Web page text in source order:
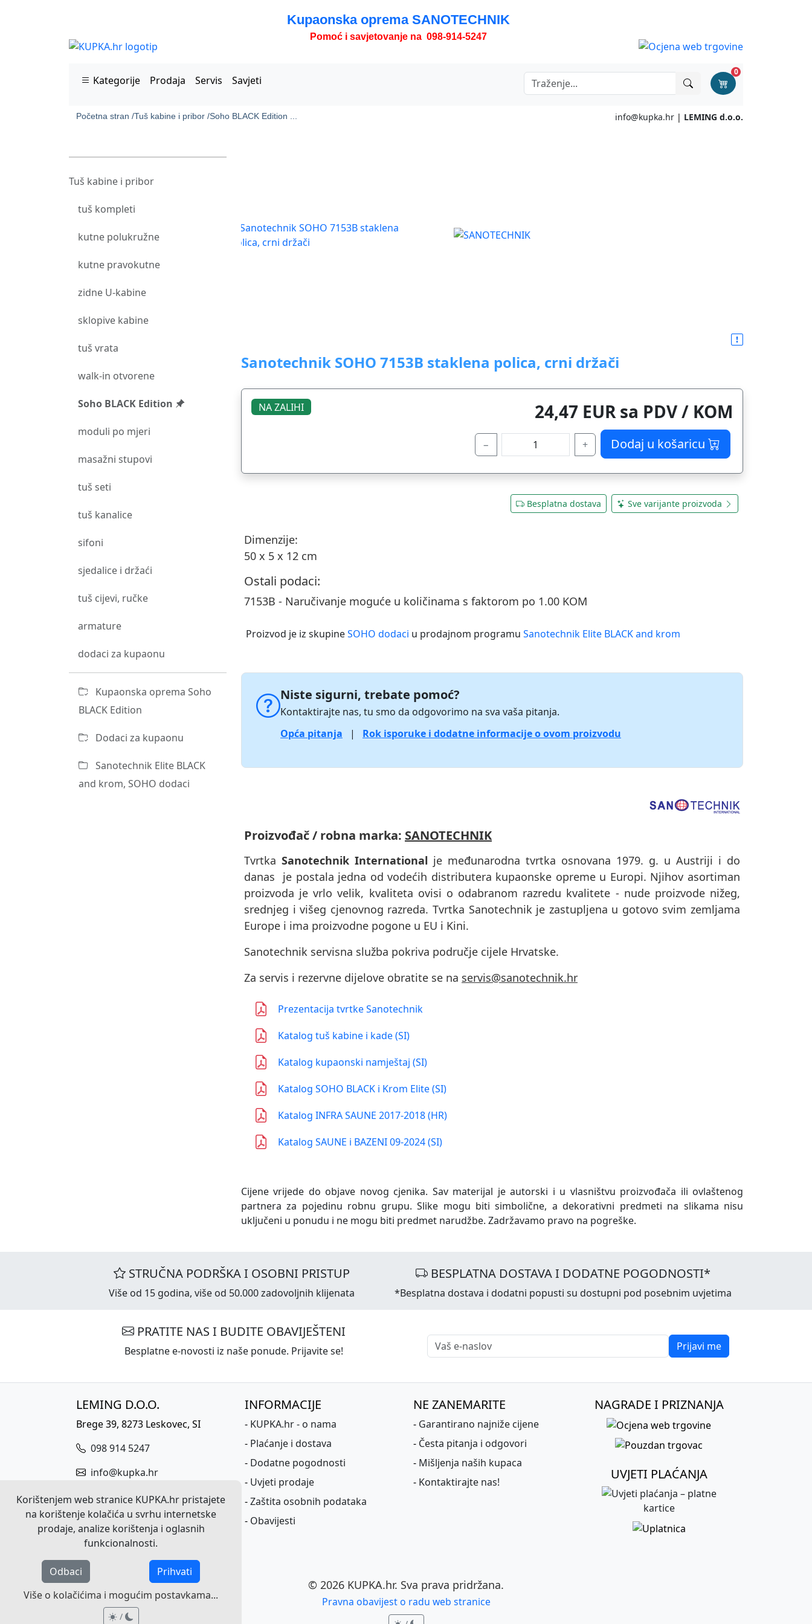
Kupaonska oprema SANOTECHNIK
Pomoć i savjetovanje na 098-914-5247
Kategorije Prodaja Servis Savjeti
0
Početna stran /Tuš kabine i pribor /Soho BLACK Edition ... info@kupka.hr | LEMING d.o.o.
Korištenjem web stranice KUPKA.hr pristajete
na korištenje kolačića u svrhu internetske
prodaje, analize korištenja i oglasnih
funkcionalnosti.
Odbaci
Prihvati
Više o kolačićima i mogućim postavkama...
/
Tuš kabine i pribor
tuš kompleti
kutne polukružne
kutne pravokutne
zidne U-kabine
sklopive kabine
tuš vrata
walk-in otvorene
Soho BLACK Edition
moduli po mjeri
masažni stupovi
tuš seti
tuš kanalice
sifoni
sjedalice i držaći
tuš cijevi, ručke
armature
dodaci za kupaonu
Kupaonska oprema Soho
BLACK Edition
Dodaci za kupaonu
Sanotechnik Elite BLACK
and krom, SOHO dodaci
Sanotechnik SOHO 7153B staklena polica, crni držači
NA ZALIHI 24,47 EUR sa PDV / KOM
− + Dodaj u košaricu
Besplatna dostava Sve varijante proizvoda
Dimenzije:
50 x 5 x 12 cm
Ostali podaci:
7153B - Naručivanje moguće u količinama s faktorom po 1.00 KOM
Proizvod je iz skupineSOHO dodaci u prodajnom programu Sanotechnik Elite BLACK and krom
Niste sigurni, trebate pomoć?
Kontaktirajte nas, tu smo da odgovorimo na sva vaša pitanja.
Opća pitanja
| Rok isporuke i dodatne informacije o ovom proizvodu
Proizvođač / robna marka: SANOTECHNIK
Tvrtka Sanotechnik International je međunarodna tvrtka osnovana 1979. g. u Austriji i do
danas je postala jedna od vodećih distributera kupaonske opreme u Europi. Njihov asortiman
proizvoda je vrlo velik, kvaliteta ovisi o odabranom razredu kvalitete - nude proizvode nižeg,
srednjeg i višeg cjenovnog razreda. Tvrtka Sanotechnik je zastupljena u gotovo svim zemljama
Europe i ima proizvodne pogone u EU i Kini.
Sanotechnik servisna služba pokriva područje cijele Hrvatske.
Za servis i rezervne dijelove obratite se na servis@sanotechnik.hr
Prezentacija tvrtke Sanotechnik
Katalog tuš kabine i kade (SI)
Katalog kupaonski namještaj (SI)
Katalog SOHO BLACK i Krom Elite (SI)
Katalog INFRA SAUNE 2017-2018 (HR)
Katalog SAUNE i BAZENI 09-2024 (SI)
Cijene vrijede do objave novog cjenika. Sav materijal je autorski i u vlasništvu proizvođača ili ovlaštenog
partnera za pojedinu robnu grupu. Slike mogu biti simbolične, a dekorativni predmeti na slikama nisu
uključeni u ponudu i ne mogu biti predmet narudžbe. Zadržavamo pravo na pogreške.
STRUČNA PODRŠKA I OSOBNI PRISTUP
Više od 15 godina, više od 50.000 zadovoljnih klijenata
BESPLATNA DOSTAVA I DODATNE POGODNOSTI*
*Besplatna dostava i dodatni popusti su dostupni pod posebnim uvjetima
PRATITE NAS I BUDITE OBAVIJEŠTENI
Besplatne e-novosti iz naše ponude. Prijavite se! Prijavi me
LEMING D.O.O.
Brege 39, 8273 Leskovec, SI
098 914 5247
info@kupka.hr
ID broj za PDV: HR17701683383
Matični broj: 3617815000
INFORMACIJE
- KUPKA.hr - o nama
- Plaćanje i dostava
- Dodatne pogodnosti
- Uvjeti prodaje
-Zaštita osobnih podataka
- Obavijesti
NE ZANEMARITE
- Garantirano najniže cijene
- Česta pitanja i odgovori
- Mišljenja naših kupaca
- Kontaktirajte nas!
NAGRADE I PRIZNANJA
UVJETI PLAĆANJA
© 2026 KUPKA.hr. Sva prava pridržana.
Pravna obavijest o radu web stranice